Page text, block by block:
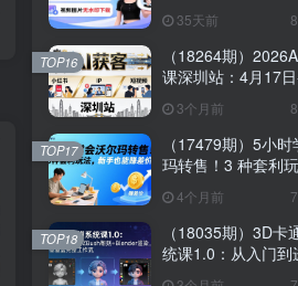
+ 解锁15秒视频生
35天前
（18264期）
课深圳站：4月17
频，老板操盘手必
3个月前
TOP16
（17479期）5小
玛转售！3 种套利
4个月前
TOP17
（18035期）3D卡
统课1.0：从入门到
TOP18